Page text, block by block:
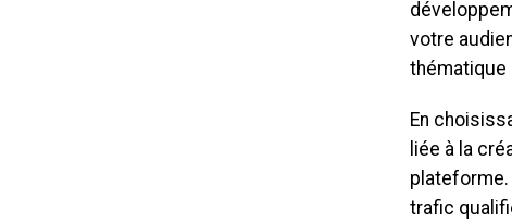
votre
thématique
En
liée à la
trafic